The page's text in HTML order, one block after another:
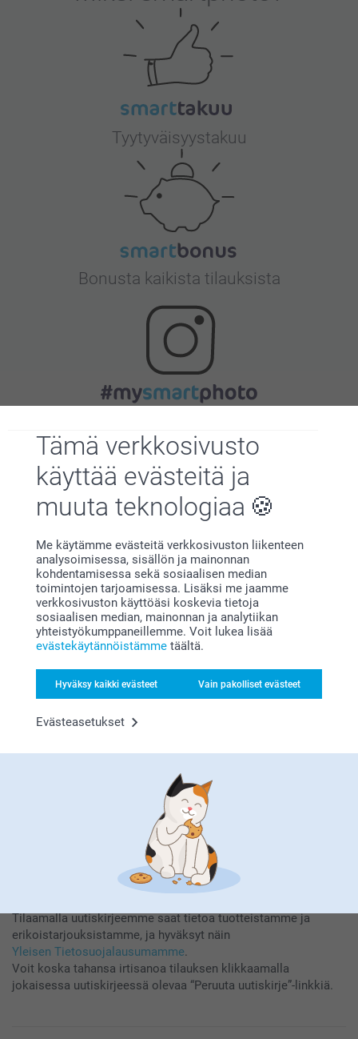
Tämä verkkosivusto
käyttää evästeitä ja
muuta teknologiaa
Me käytämme evästeitä verkkosivuston liikenteen
analysoimisessa, sisällön ja mainonnan
kohdentamisessa sekä sosiaalisen median
toimintojen tarjoamisessa. Lisäksi me jaamme
verkkosivuston käyttöäsi koskevia tietoja
sosiaalisen median, mainonnan ja analytiikan
yhteistyökumppaneillemme. Voit lukea lisää
evästekäytännöistämme täältä.
Hyväksy kaikki evästeet Vain pakolliset evästeet
Evästeasetukset
Tyytyväisyystakuu
Bonusta kaikista tilauksista
Olemme täällä sinun vuoksesi
Tilaa uutiskirje
Kirjoita sähköpostiosoitteesi tähän
Tilaamalla uutiskirjeemme saat tietoa tuotteistamme ja
erikoistarjouksistamme, ja hyväksyt näin
Yleisen Tietosuojalausumamme.
Voit koska tahansa irtisanoa tilauksen klikkaamalla
jokaisessa uutiskirjeessä olevaa “Peruuta uutiskirje”-linkkiä.